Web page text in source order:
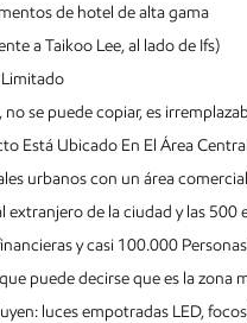
de hotel de alta gama
a Taikoo Lee, al lado de Ifs)
se puede copiar, es
Está Ubicado En El Área
urbanos con un área
de la ciudad y las
y casi 100.000
puede decirse que es la zona
luces empotradas LED,